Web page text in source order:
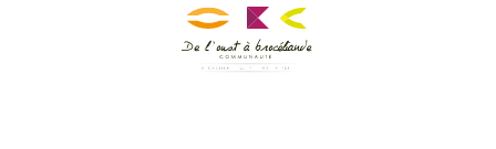
De l'oust à Brocéliande